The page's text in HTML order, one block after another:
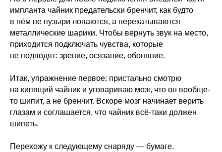
импланта чайник предательски бренчит, как будто
в нём не пузыри лопаются, а перекатываются
металлические шарики. Чтобы вернуть звук на место,
приходится подключать чувства, которые
не подводят: зрение, осязание, обоняние.
Итак, упражнение первое: пристально смотрю
на кипящий чайник и уговариваю мозг, что он вообще-
то шипит, а не бренчит. Вскоре мозг начинает верить
глазам и соглашается, что чайник всё-таки должен
шипеть.
Перехожу к следующему снаряду — бумаге.